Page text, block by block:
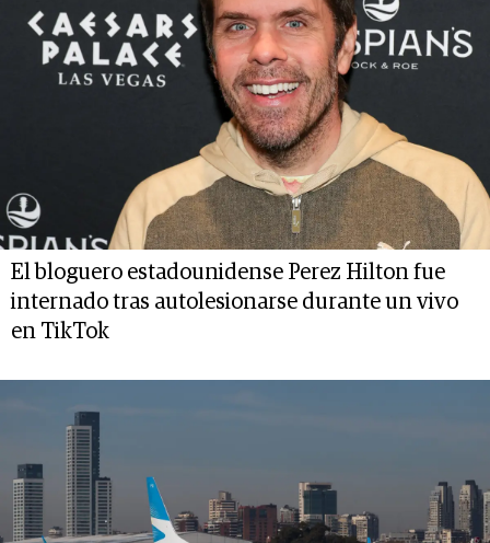
El bloguero estadounidense Perez Hilton fue
internado tras autolesionarse durante un vivo
en TikTok